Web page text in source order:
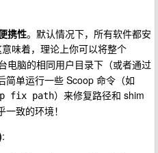
携性。默认情况下，所有软件都安
味着，理论上你可以将整个
电脑的相同用户目录下（或者通过
简单运行一些 Scoop 命令（如
fix path）来修复路径和 shim
致的环境！
: